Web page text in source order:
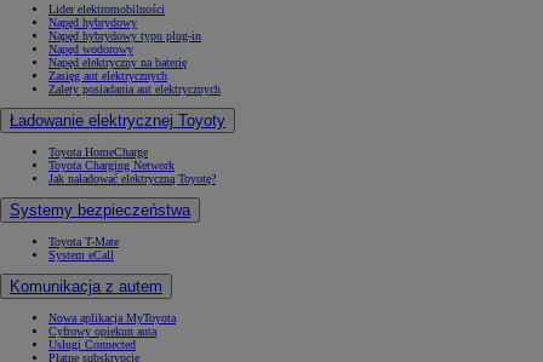
Lider elektromobilności
Napęd hybrydowy
Napęd hybrydowy typu plug-in
Napęd wodorowy
Napęd elektryczny na baterię
Zasięg aut elektrycznych
Zalety posiadania aut elektrycznych
Ładowanie elektrycznej Toyoty
Toyota HomeCharge
Toyota Charging Network
Jak naładować elektryczną Toyotę?
Systemy bezpieczeństwa
Toyota T-Mate
System eCall
Komunikacja z autem
Nowa aplikacja MyToyota
Cyfrowy opiekun auta
Usługi Connected
Płatne subskrypcje